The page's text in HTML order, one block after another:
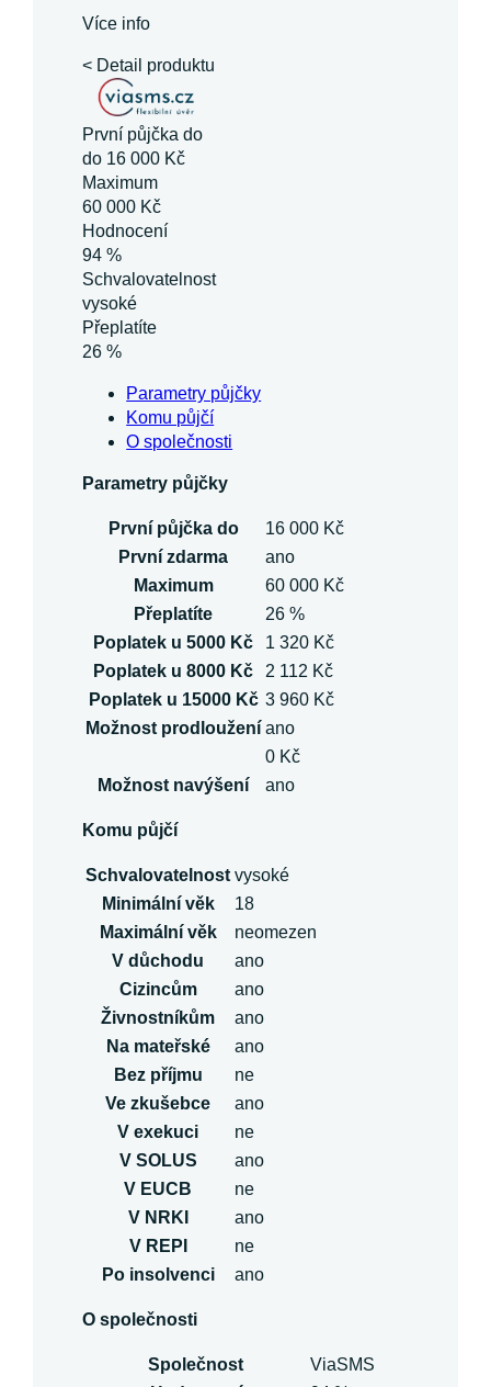
Více info
< Detail produktu
První půjčka do
do 16 000 Kč
Maximum
60 000 Kč
Hodnocení
94 %
Schvalovatelnost
vysoké
Přeplatíte
26 %
Parametry půjčky
Komu půjčí
O společnosti
Parametry půjčky
První půjčka do
16 000 Kč
První zdarma
ano
Maximum
60 000 Kč
Přeplatíte
26 %
Poplatek u 5000 Kč
1 320 Kč
Poplatek u 8000 Kč
2 112 Kč
Poplatek u 15000 Kč 3 960 Kč
Možnost prodloužení ano
0 Kč
Možnost navýšení
ano
Komu půjčí
Schvalovatelnost vysoké
Minimální věk
18
Maximální věk
neomezen
V důchodu
ano
Cizincům
ano
Živnostníkům
ano
Na mateřské
ano
Bez příjmu
ne
Ve zkušebce
ano
V exekuci
ne
V SOLUS
ano
V EUCB
ne
V NRKI
ano
V REPI
ne
Po insolvenci
ano
O společnosti
Společnost
ViaSMS